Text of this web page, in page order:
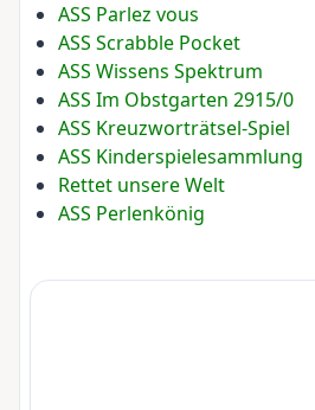
ASS Parlez vous
ASS Scrabble Pocket
ASS Wissens Spektrum
ASS Im Obstgarten 2915/0
ASS Kreuzworträtsel-Spiel
ASS Kinderspielesammlung
Rettet unsere Welt
ASS Perlenkönig